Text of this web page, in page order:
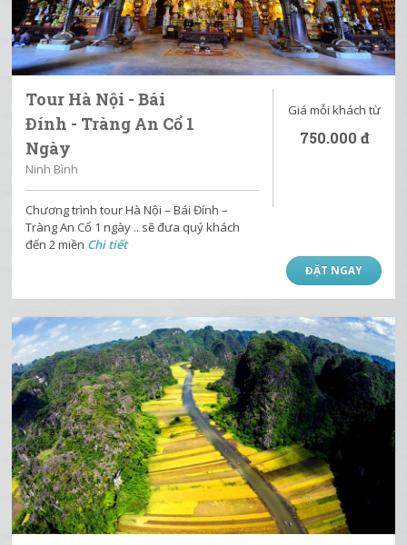
Tour Hà Nội - Bái
Đính - Tràng An Cổ 1
Ngày
Ninh Bình
Giá mỗi khách từ
750.000 đ
Chương trình tour Hà Nội – Bái Đính –
Tràng An Cổ 1 ngày .. sẽ đưa quý khách
đến 2 miền Chi tiết
ĐẶT NGAY